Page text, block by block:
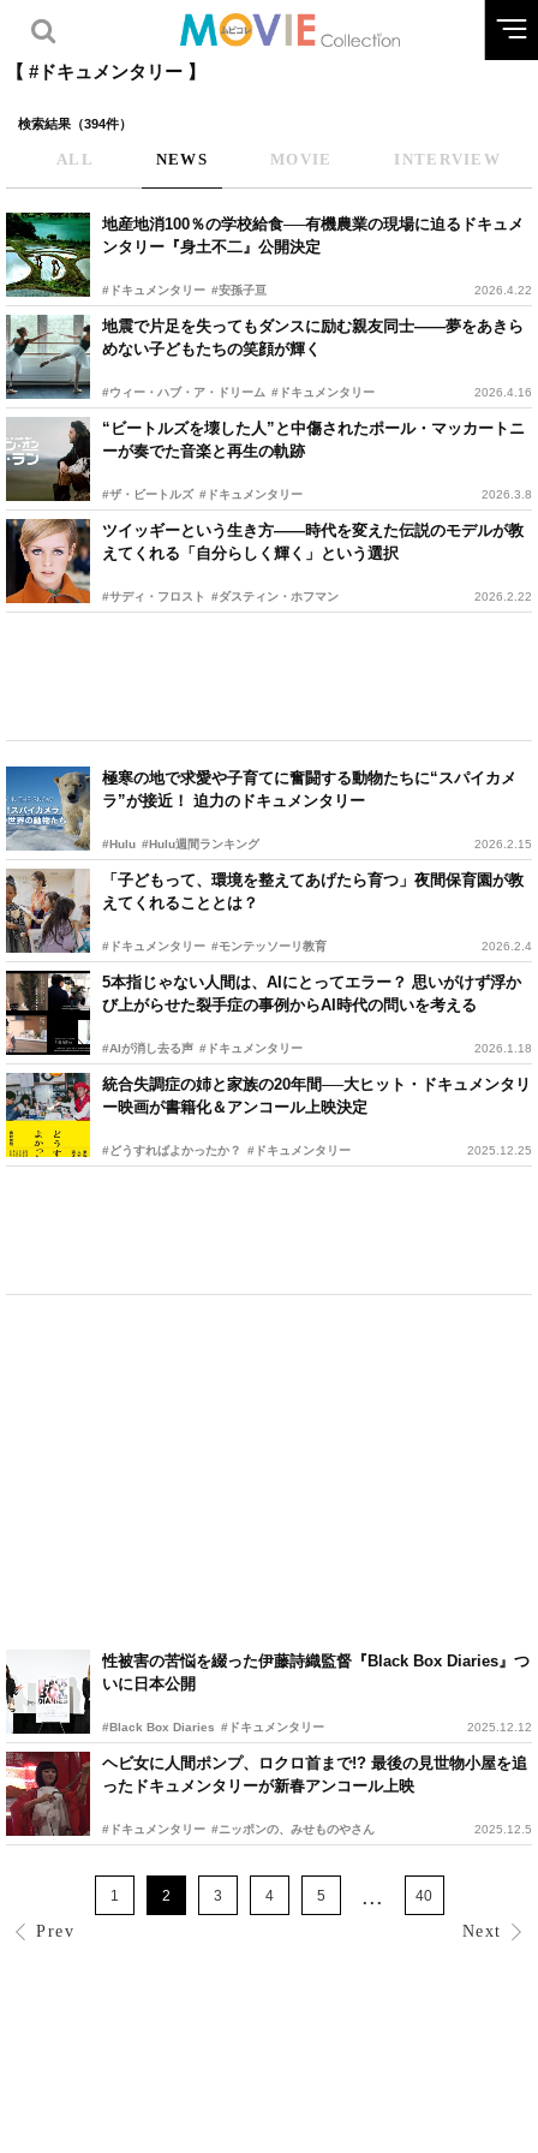
【 #ドキュメンタリー 】
検索結果（394件）
ALL NEWS MOVIE INTERVIEW
地産地消100％の学校給食──有機農業の現場に迫るドキュメ
ンタリー『身土不二』公開決定
#ドキュメンタリー #安孫子亘 2026.4.22
地震で片足を失ってもダンスに励む親友同士——夢をあきら
めない子どもたちの笑顔が輝く
#ウィー・ハブ・ア・ドリーム #ドキュメンタリー 2026.4.16
“ビートルズを壊した人”と中傷されたポール・マッカートニ
ーが奏でた音楽と再生の軌跡
#ザ・ビートルズ #ドキュメンタリー 2026.3.8
ツイッギーという生き方——時代を変えた伝説のモデルが教
えてくれる「自分らしく輝く」という選択
#サディ・フロスト #ダスティン・ホフマン 2026.2.22
極寒の地で求愛や子育てに奮闘する動物たちに“スパイカメ
ラ”が接近！ 迫力のドキュメンタリー
#Hulu #Hulu週間ランキング 2026.2.15
「子どもって、環境を整えてあげたら育つ」夜間保育園が教
えてくれることとは？
#ドキュメンタリー #モンテッソーリ教育 2026.2.4
5本指じゃない人間は、AIにとってエラー？ 思いがけず浮か
び上がらせた裂手症の事例からAI時代の問いを考える
#AIが消し去る声 #ドキュメンタリー 2026.1.18
統合失調症の姉と家族の20年間──大ヒット・ドキュメンタリ
ー映画が書籍化＆アンコール上映決定
#どうすればよかったか？ #ドキュメンタリー 2025.12.25
性被害の苦悩を綴った伊藤詩織監督『Black Box Diaries』つ
いに日本公開
#Black Box Diaries #ドキュメンタリー 2025.12.12
ヘビ女に人間ポンプ、ロクロ首まで!? 最後の見世物小屋を追
ったドキュメンタリーが新春アンコール上映
#ドキュメンタリー #ニッポンの、みせものやさん 2025.12.5
Prev
1 2 3 4 5 ... 40
Next